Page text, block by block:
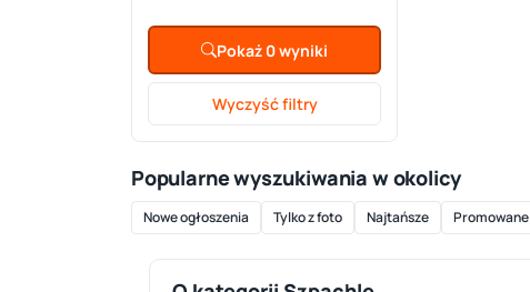
Pokaż 0 wyniki
Wyczyść filtry
Popularne wyszukiwania w okolicy
Nowe ogłoszenia Tylko z foto Najtańsze Promowane